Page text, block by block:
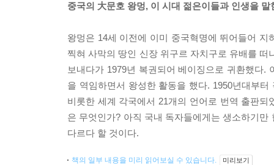
중국의 大문호 왕멍, 이 시대 젊은이들과 인생을 말
왕멍은 14세 이전에 이미 중국혁명에 뛰어들어
찍혀 사막의 땅인 신장 위구르 자치구로 유배를
보내다가 1979년 복권되어 베이징으로 귀환했다
을 역임하면서 왕성한 활동을 했다. 1950년대부
비롯한 세계 각국에서 21개의 언어로 번역 출판
은 무엇인가? 아직 국내 독자들에게는 생소하기
다르다 할 것이다.
책의 일부 내용을 미리 읽어보실 수 있습니다. 미리보기